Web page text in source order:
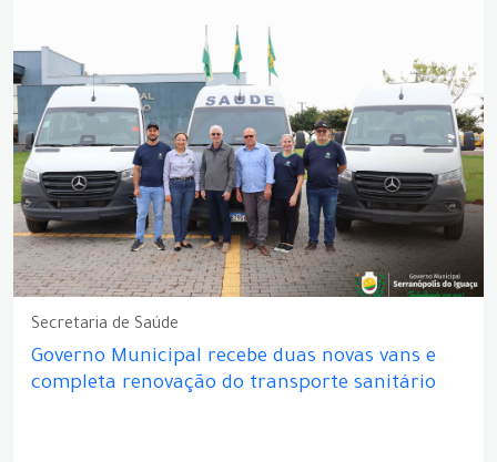
Secretaria de Saúde
Governo Municipal recebe duas novas vans e
completa renovação do transporte sanitário